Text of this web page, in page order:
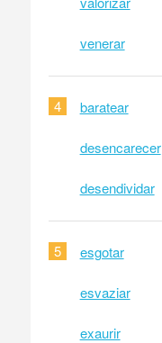
venerar
4 baratear
desencarecer
desendividar
5 esgotar
esvaziar
exaurir